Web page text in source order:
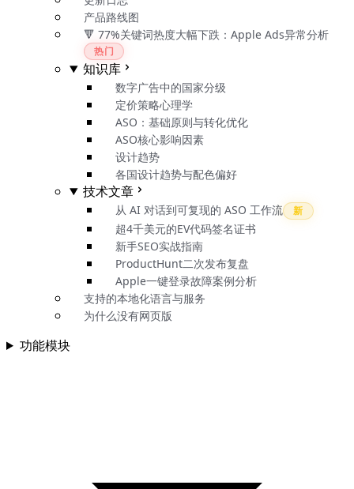
产品路线图
🔻 77%关键词热度大幅下跌：Apple Ads异常分析
热门
知识库
数字广告中的国家分级
定价策略心理学
ASO：基础原则与转化优化
ASO核心影响因素
设计趋势
各国设计趋势与配色偏好
技术文章
从 AI 对话到可复现的 ASO 工作流 新
超4千美元的EV代码签名证书
新手SEO实战指南
ProductHunt二次发布复盘
Apple一键登录故障案例分析
支持的本地化语言与服务
为什么没有网页版
功能模块